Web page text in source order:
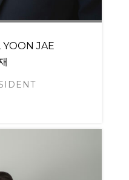
YOON JAE